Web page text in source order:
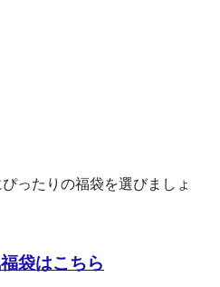
ったりの福袋を選びましょ
袋はこちら